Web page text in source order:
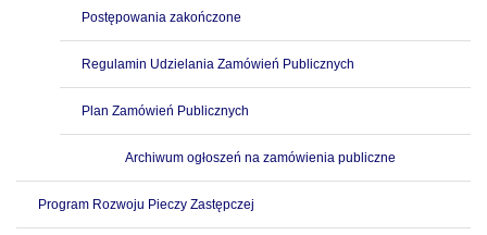
Postępowania zakończone
Regulamin Udzielania Zamówień Publicznych
Plan Zamówień Publicznych
Archiwum ogłoszeń na zamówienia publiczne
Program Rozwoju Pieczy Zastępczej